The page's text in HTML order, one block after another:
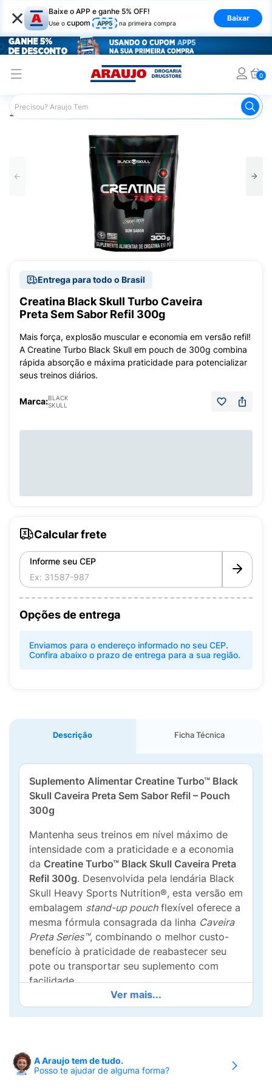
× Baixe o APP e ganhe 5% OFF!
Use o cupom APP5 na primeira compra
Baixar
0
Araujo Nutrição Saudável Suplementos Esportivos
Entrega para todo o Brasil
Creatina Black Skull Turbo Caveira
Preta Sem Sabor Refil 300g
Mais força, explosão muscular e economia em versão refil!
A Creatine Turbo Black Skull em pouch de 300g combina
rápida absorção e máxima praticidade para potencializar
seus treinos diários.
Marca:BLACK
SKULL
Calcular frete
Informe seu CEP
Opções de entrega
Enviamos para o endereço informado no seu CEP.
Confira abaixo o prazo de entrega para a sua região.
Descrição Ficha Técnica
Suplemento Alimentar Creatine Turbo™ Black
Skull Caveira Preta Sem Sabor Refil – Pouch
300g
Mantenha seus treinos em nível máximo de
intensidade com a praticidade e a economia
da Creatine Turbo™ Black Skull Caveira Preta
Refil 300g. Desenvolvida pela lendária Black
Skull Heavy Sports Nutrition®, esta versão em
embalagem stand-up pouchflexível oferece a
mesma fórmula consagrada da linha Caveira
Preta Series™, combinando o melhor custo-
benefício à praticidade de reabastecer seu
pote ou transportar seu suplemento com
facilidade.
Rápida absorção, energia muscular contínua
e embalagem refil conveniente:O grande
Fast Absorption). A fórmula une a
Monohidratada a um veículo de carboidrato
Ver mais...
A Araujo tem de tudo.
Posso te ajudar de alguma forma?